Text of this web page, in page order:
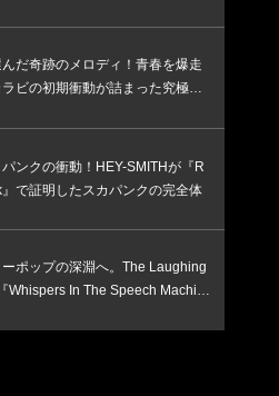
だ奇跡のメロディ！青春を爆走
ビの初期衝動が詰まった究極の
ンクの衝動！HEY-SMITHが『R
で証明したスカパンクの完全体
ポップの深淵へ。The Laughing
Whispers In The Speech Machin